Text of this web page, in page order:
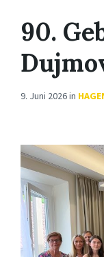
90.
9. Juni 2026in